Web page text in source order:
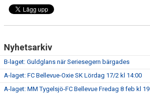
BILDGALLERI
DOKUMENT
KONTAKT
MATCHER
Nyhetsarkiv
B-laget: Guldglans när Seriesegern bärgades
A-laget: FC Bellevue-Oxie SK Lördag 17/2 kl 14:00
A-laget: MM Tygelsjö-FC Bellevue Fredag 8 feb kl 19